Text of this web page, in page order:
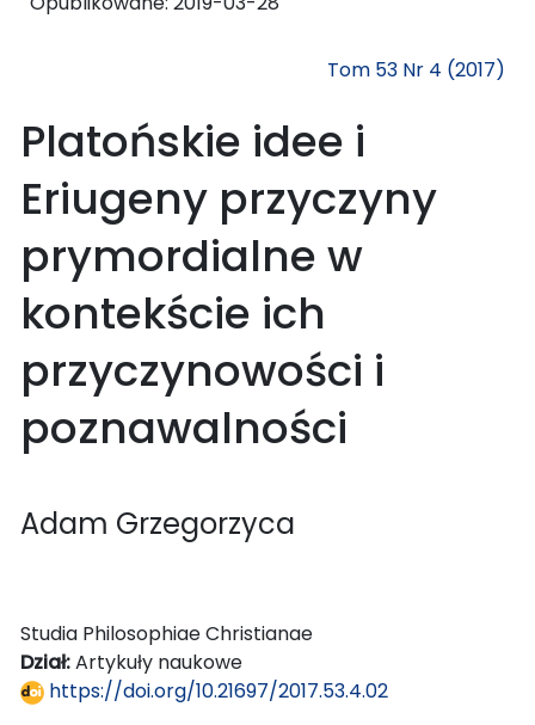
Tom 53 Nr 4 (2017)
Platońskie idee i
Eriugeny przyczyny
prymordialne w
kontekście ich
przyczynowości i
poznawalności
Adam Grzegorzyca
Studia Philosophiae Christianae
Dział:Artykuły naukowe
https://doi.org/10.21697/2017.53.4.02